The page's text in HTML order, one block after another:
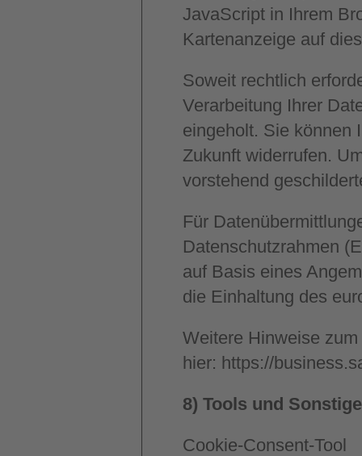
JavaScript in Ihrem
Kartenanzeige auf
Soweit rechtlich
Verarbeitung Ihrer
eingeholt. Sie können
Zukunft widerrufen.
vorstehend
Für
Datenschutzrahmen
auf Basis eines
die Einhaltung des
Weitere Hinweise
hier: https://
8) Tools und
Cookie-Consent-Tool